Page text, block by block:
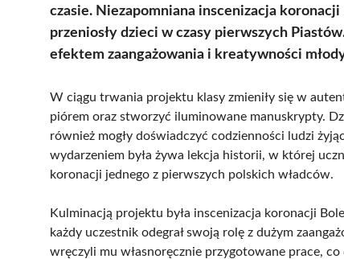
czasie. Niezapomniana inscenizacja
przeniosły dzieci w czasy pierwszych
efektem zaangażowania i kreatywności
W ciągu trwania projektu klasy zmieniły się w
piórem oraz stworzyć iluminowane manuskrypty.
również mogły doświadczyć codzienności ludzi
wydarzeniem była żywa lekcja historii, w której
koronacji jednego z pierwszych polskich władców.
Kulminacją projektu była inscenizacja koronacji
każdy uczestnik odegrał swoją rolę z dużym
wręczyli mu własnoręcznie przygotowane prace,